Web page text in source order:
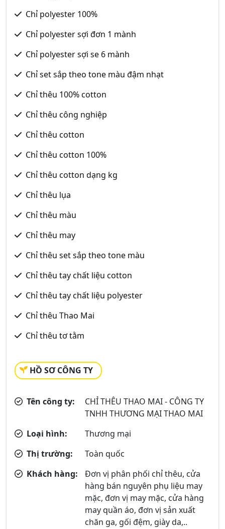
Chỉ polyester 100%
Chỉ polyester sợi đơn 1 mành
Chỉ polyester sợi se 6 mành
Chỉ set sắp theo tone màu đậm nhạt
Chỉ thêu 100% cotton
Chỉ thêu công nghiệp
Chỉ thêu cotton
Chỉ thêu cotton 100%
Chỉ thêu cotton dạng kg
Chỉ thêu lụa
Chỉ thêu màu
Chỉ thêu may
Chỉ thêu set sắp theo tone màu
Chỉ thêu tay chất liệu cotton
Chỉ thêu tay chất liệu polyester
Chỉ thêu Thao Mai
Chỉ thêu tơ tằm
HỒ SƠ CÔNG TY
Tên công ty:
CHỈ THÊU THAO MAI - CÔNG TY
TNHH THƯƠNG MẠI THAO MAI
Loại hình:
Thương mại
Thị trường:
Toàn quốc
Khách hàng:
Đơn vị phân phối chỉ thêu, cửa
hàng bán nguyên phụ liệu may
mặc, đơn vị may mặc, cửa hàng
may quần áo, đơn vị sản xuất
chăn ga, gối đệm, giày da,..